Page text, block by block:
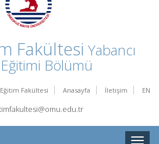
Fakültesi Yabancı
Bölümü
Eğitim Fakültesi Anasayfa İletişim EN
Toggle